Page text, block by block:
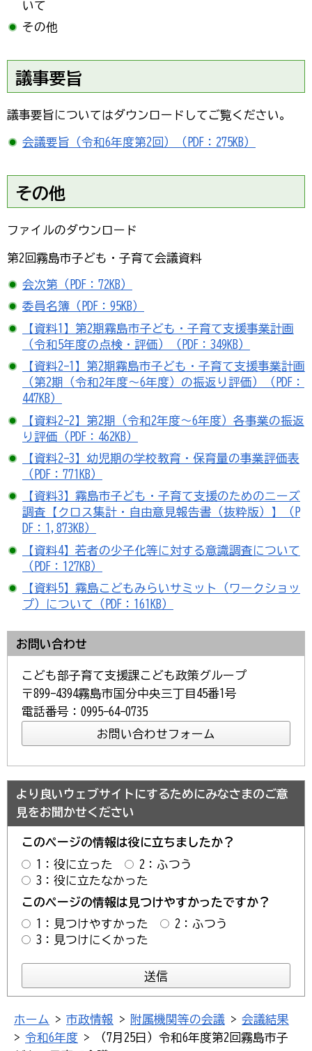
いて
その他
議事要旨
議事要旨についてはダウンロードしてご覧ください。
会議要旨（令和6年度第2回）（PDF：275KB）
その他
ファイルのダウンロード
第2回霧島市子ども・子育て会議資料
会次第（PDF：72KB）
委員名簿（PDF：95KB）
【資料1】第2期霧島市子ども・子育て支援事業計画
（令和5年度の点検・評価）（PDF：349KB）
【資料2-1】第2期霧島市子ども・子育て支援事業計画
（第2期（令和2年度～6年度）の振返り評価）（PDF：
447KB）
【資料2-2】第2期（令和2年度～6年度）各事業の振返
り評価（PDF：462KB）
【資料2-3】幼児期の学校教育・保育量の事業評価表
（PDF：771KB）
【資料3】霧島市子ども・子育て支援のためのニーズ
調査【クロス集計・自由意見報告書（抜粋版）】（P
DF：1,873KB）
【資料4】若者の少子化等に対する意識調査について
（PDF：127KB）
【資料5】霧島こどもみらいサミット（ワークショッ
プ）について（PDF：161KB）
お問い合わせ
こども部子育て支援課こども政策グループ
〒899-4394霧島市国分中央三丁目45番1号
電話番号：0995-64-0735
より良いウェブサイトにするためにみなさまのご意
見をお聞かせください
このページの情報は役に立ちましたか？
1：役に立った
2：ふつう
3：役に立たなかった
このページの情報は見つけやすかったですか？
1：見つけやすかった
2：ふつう
3：見つけにくかった
ホーム > 市政情報 > 附属機関等の会議 > 会議結果
> 令和6年度 > （7月25日）令和6年度第2回霧島市子